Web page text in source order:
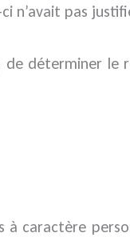
n’avait pas
de déterminer le
caractère